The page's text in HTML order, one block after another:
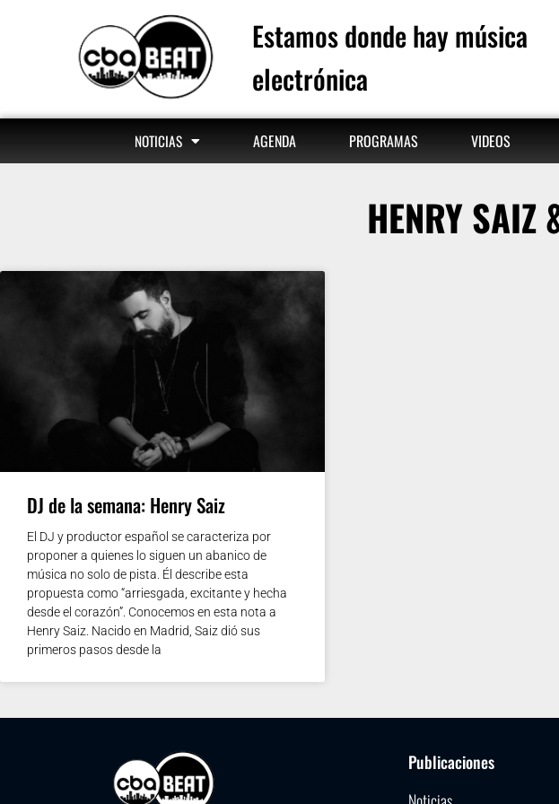
Estamos donde hay música
electrónica
NOTICIAS AGENDA PROGRAMAS VIDEOS
HENRY SAIZ
DJ de la semana: Henry Saiz
El DJ y productor español se caracteriza por
proponer a quienes lo siguen un abanico de
música no solo de pista. Él describe esta
propuesta como “arriesgada, excitante y hecha
desde el corazón”. Conocemos en esta nota a
Henry Saiz. Nacido en Madrid, Saiz dió sus
primeros pasos desde la
Publicaciones